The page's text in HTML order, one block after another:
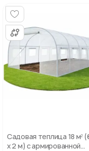
Садовая теплица 18 м²
х 2 м) с армированной